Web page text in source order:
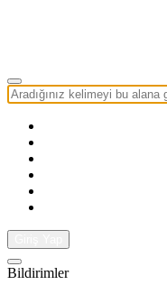
Bildirimler